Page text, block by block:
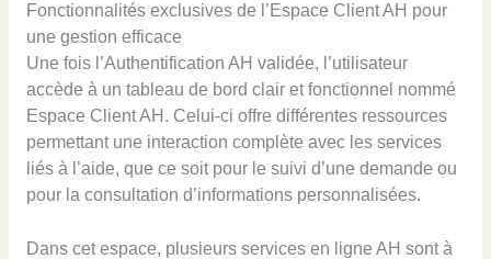
Fonctionnalités exclusives de l’Espace Client AH pour
une gestion efficace
Une fois l’Authentification AH validée, l’utilisateur
accède à un tableau de bord clair et fonctionnel nommé
Espace Client AH. Celui-ci offre différentes ressources
permettant une interaction complète avec les services
liés à l’aide, que ce soit pour le suivi d’une demande ou
pour la consultation d’informations personnalisées.
Dans cet espace, plusieurs services en ligne AH sont à